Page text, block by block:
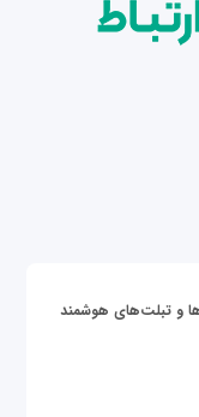
و تبلت‌های هوشمند